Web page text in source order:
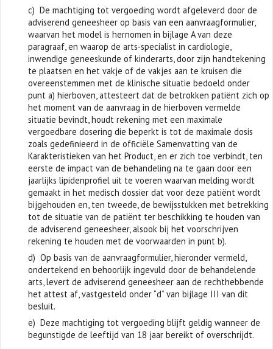
c) De machtiging tot vergoeding wordt afgeleverd door de
adviserend geneesheer op basis van een aanvraagformulier,
waarvan het model is hernomen in bijlage A van deze
paragraaf, en waarop de arts-specialist in cardiologie,
inwendige geneeskunde of kinderarts, door zijn handtekening
te plaatsen en het vakje of de vakjes aan te kruisen die
overeenstemmen met de klinische situatie bedoeld onder
punt a) hierboven, attesteert dat de betrokken patiënt zich op
het moment van de aanvraag in de hierboven vermelde
situatie bevindt, houdt rekening met een maximale
vergoedbare dosering die beperkt is tot de maximale dosis
zoals gedefinieerd in de officiële Samenvatting van de
Karakteristieken van het Product, en er zich toe verbindt, ten
eerste de impact van de behandeling na te gaan door een
jaarlijks lipidenprofiel uit te voeren waarvan melding wordt
gemaakt in het medisch dossier dat voor deze patiënt wordt
bijgehouden en, ten tweede, de bewijsstukken met betrekking
tot de situatie van de patiënt ter beschikking te houden van
de adviserend geneesheer, alsook bij het voorschrijven
rekening te houden met de voorwaarden in punt b).
d) Op basis van de aanvraagformulier, hieronder vermeld,
ondertekend en behoorlijk ingevuld door de behandelende
arts, levert de adviserend geneesheer aan de rechthebbende
het attest af, vastgesteld onder “d” van bijlage III van dit
besluit.
e) Deze machtiging tot vergoeding blijft geldig wanneer de
begunstigde de leeftijd van 18 jaar bereikt of overschrijdt.